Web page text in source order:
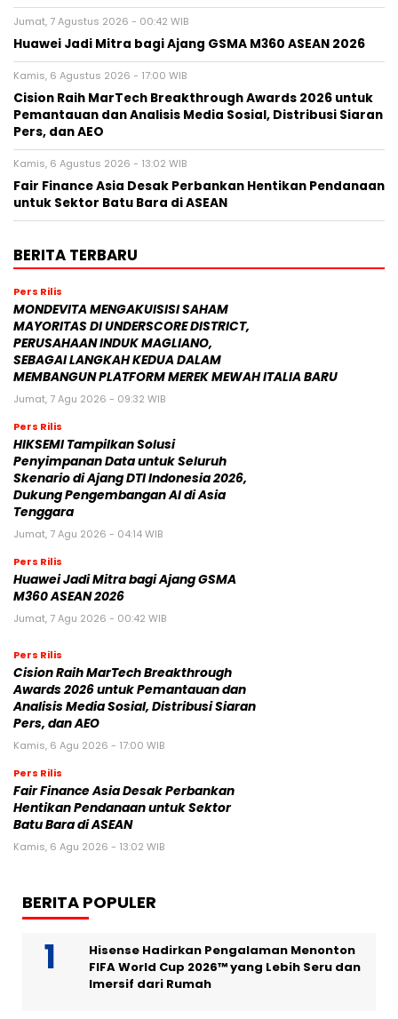
Jumat, 7 Agustus 2026 - 00:42 WIB
Huawei Jadi Mitra bagi Ajang GSMA M360 ASEAN 2026
Kamis, 6 Agustus 2026 - 17:00 WIB
Cision Raih MarTech Breakthrough Awards 2026 untuk
Pemantauan dan Analisis Media Sosial, Distribusi Siaran
Pers, dan AEO
Kamis, 6 Agustus 2026 - 13:02 WIB
Fair Finance Asia Desak Perbankan Hentikan Pendanaan
untuk Sektor Batu Bara di ASEAN
BERITA TERBARU
Pers Rilis
MONDEVITA MENGAKUISISI SAHAM
MAYORITAS DI UNDERSCORE DISTRICT,
PERUSAHAAN INDUK MAGLIANO,
SEBAGAI LANGKAH KEDUA DALAM
MEMBANGUN PLATFORM MEREK MEWAH ITALIA BARU
Jumat, 7 Agu 2026 - 09:32 WIB
Pers Rilis
HIKSEMI Tampilkan Solusi
Penyimpanan Data untuk Seluruh
Skenario di Ajang DTI Indonesia 2026,
Dukung Pengembangan AI di Asia
Tenggara
Jumat, 7 Agu 2026 - 04:14 WIB
Pers Rilis
Huawei Jadi Mitra bagi Ajang GSMA
M360 ASEAN 2026
Jumat, 7 Agu 2026 - 00:42 WIB
Pers Rilis
Cision Raih MarTech Breakthrough
Awards 2026 untuk Pemantauan dan
Analisis Media Sosial, Distribusi Siaran
Pers, dan AEO
Kamis, 6 Agu 2026 - 17:00 WIB
Pers Rilis
Fair Finance Asia Desak Perbankan
Hentikan Pendanaan untuk Sektor
Batu Bara di ASEAN
Kamis, 6 Agu 2026 - 13:02 WIB
BERITA POPULER
Hisense Hadirkan Pengalaman Menonton
FIFA World Cup 2026™ yang Lebih Seru dan
Imersif dari Rumah